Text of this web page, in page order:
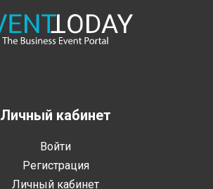
Личный кабинет
Войти
Регистрация
Личный кабинет